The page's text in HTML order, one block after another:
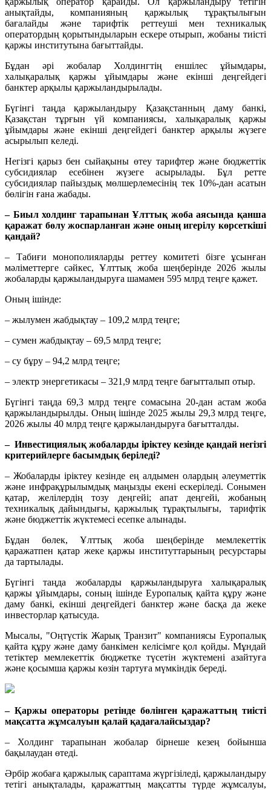
анықтайды, компанияның қаржылық тұрақтылығын
бағалайды және тарифтік реттеуші мен техникалық
оператордың қорытындыларын ескере отырып, жобаны тиісті
қаржы институтына бағыттайды.
Бұдан әрі жобалар Холдингтің еншілес ұйымдары,
халықаралық қаржы ұйымдары және екінші деңгейдегі
банктер арқылы қаржыландырылады.
Бүгінгі таңда қаржыландыру Қазақстанның даму банкі,
Қазақстан тұрғын үй компаниясы, халықаралық қаржы
ұйымдары және екінші деңгейдегі банктер арқылы жүзеге
асырылып келеді.
Негізгі қарыз бен сыйақыны өтеу тарифтер және бюджеттік
субсидиялар есебінен жүзеге асырылады. Бұл ретте
субсидиялар пайыздық мөлшерлемесінің тек 10%-дан асатын
бөлігін ғана жабады.
– Биыл холдинг тарапынан Ұлттық жоба аясында қанша
қаражат бөлу жоспарланған және оның игерілу көрсеткіші
қандай?
– Табиғи монополияларды реттеу комитеті бізге ұсынған
мәліметтерге сәйкес, Ұлттық жоба шеңберінде 2026 жылы
жобаларды қаржыландыруға шамамен 595 млрд теңге қажет.
Оның ішінде:
– жылумен жабдықтау – 109,2 млрд теңге;
– сумен жабдықтау – 69,5 млрд теңге;
– су бұру – 94,2 млрд теңге;
– электр энергетикасы – 321,9 млрд теңге бағытталып отыр.
Бүгінгі таңда 69,3 млрд теңге сомасына 20-дан астам жоба
қаржыландырылды. Оның ішінде 2025 жылы 29,3 млрд теңге,
2026 жылы 40 млрд теңге қаржыландыруға бағытталды.
– Инвестициялық жобаларды іріктеу кезінде қандай негізгі
критерийлерге басымдық беріледі?
– Жобаларды іріктеу кезінде ең алдымен олардың әлеуметтік
және инфрақұрылымдық маңызды екені ескеріледі. Сонымен
қатар, желілердің тозу деңгейі; апат деңгейі, жобаның
техникалық дайындығы, қаржылық тұрақтылығы, тарифтік
және бюджеттік жүктемесі есепке алынады.
Бұдан бөлек, Ұлттық жоба шеңберінде мемлекеттік
қаражатпен қатар жеке қаржы институттарының ресурстары
да тартылады.
Бүгінгі таңда жобаларды қаржыландыруға халықаралық
қаржы ұйымдары, соның ішінде Еуропалық қайта құру және
даму банкі, екінші деңгейдегі банктер және басқа да жеке
инвесторлар қатысуда.
Мысалы, "Оңтүстік Жарық Транзит" компаниясы Еуропалық
қайта құру және даму банкімен келісімге қол қойды. Мұндай
тетіктер мемлекеттік бюджетке түсетін жүктемені азайтуға
және қосымша қаржы көзін тартуға мүмкіндік береді.
– Қаржы операторы ретінде бөлінген қаражаттың тиісті
мақсатта жұмсалуын қалай қадағалайсыздар?
– Холдинг тарапынан жобалар бірнеше кезең бойынша
бақылаудан өтеді.
Әрбір жобаға қаржылық сараптама жүргізіледі, қаржыландыру
тетігі анықталады, қаражаттың мақсатты түрде жұмсалуы,